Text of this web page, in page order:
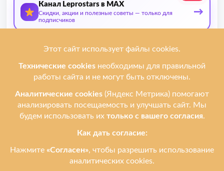
Канал Leprostars в MAX
Скидки, акции и полезные советы — только для
подписчиков
→
О нас
Мы ремонтируем
Ремонтируем бренды